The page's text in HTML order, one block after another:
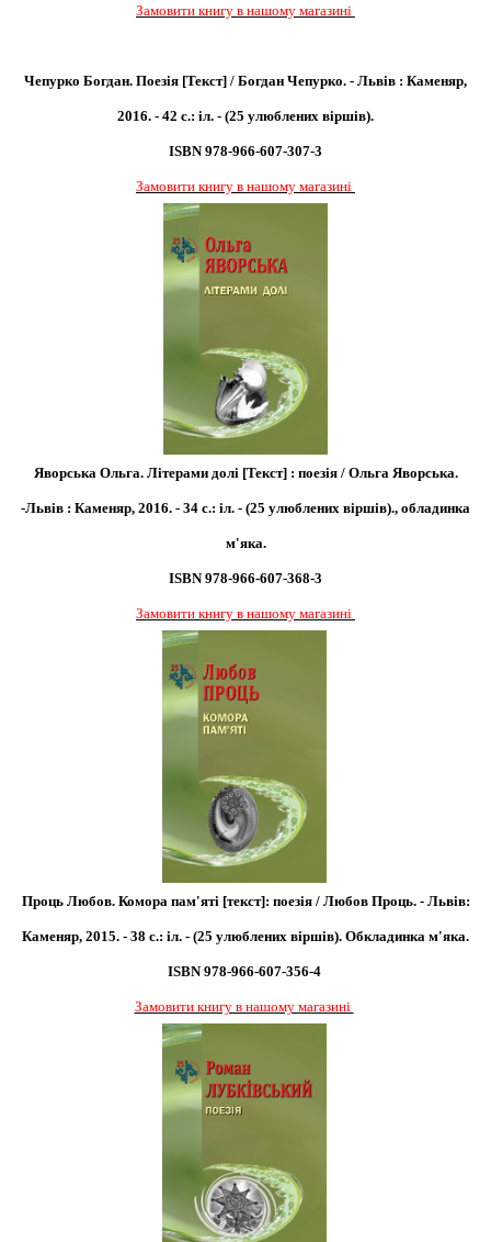
Замовити книгу в нашому магазині
Чепурко Богдан. Поезія [Текст] / Богдан Чепурко. - Львів : Каменяр,
2016. - 42 с.: іл. - (25 улюблених віршів).
ISBN 978-966-607-307-3
Замовити книгу в нашому магазині
Яворська Ольга. Літерами долі [Текст] : поезія / Ольга Яворська.
-Львів : Каменяр, 2016. - 34 с.: іл. - (25 улюблених віршів)., обладинка
м'яка.
ISBN 978-966-607-368-3
Замовити книгу в нашому магазині
Проць Любов. Комора пам'яті [текст]: поезія / Любов Проць. - Львів:
Каменяр, 2015. - 38 с.: іл. - (25 улюблених віршів). Обкладинка м'яка.
ISBN 978-966-607-356-4
Замовити книгу в нашому магазині